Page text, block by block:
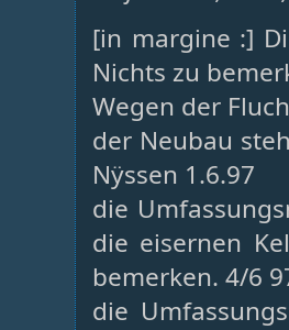
[in margine :]
Nichts zu
Wegen der
der Neubau
Nÿssen 1.6.97
die
die eisernen
bemerken. 4/6
die